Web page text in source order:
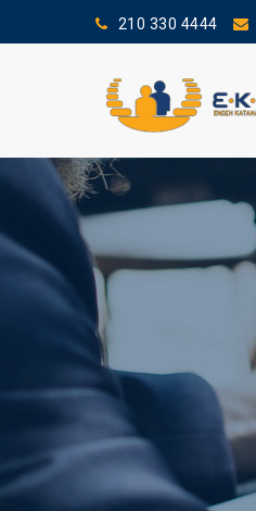
210 330 4444